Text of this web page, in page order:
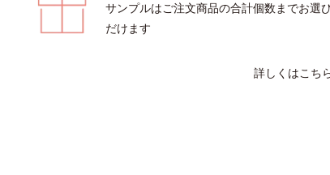
サンプルはご注文商品の合計個数までお選
だけます
詳しくはこち